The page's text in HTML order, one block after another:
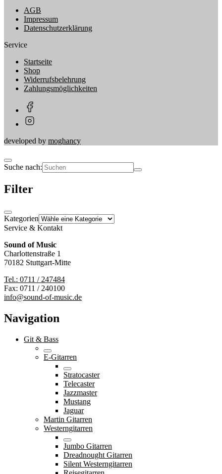
AGB
Impressum
Datenschutzerklärung
Service
Startseite
Shop
Widerrufsbelehrung
Zahlungsmöglichkeiten
developed by moghancy
Suche nach:
Filter
Kategorien
Service & Kontakt
Sound of Music
Charlottenstraße 1
70182 Stuttgart-Mitte
Tel.: 0711 / 247484
Fax: 0711 / 240100
info@sound-of-music.de
Navigation
Git & Bass
E-Gitarren
Stratocaster
Telecaster
Jazzmaster
Mustang
Jaguar
Martin Gitarren
Westerngitarren
Jumbo Gitarren
Dreadnought Gitarren
Silent Westerngitarren